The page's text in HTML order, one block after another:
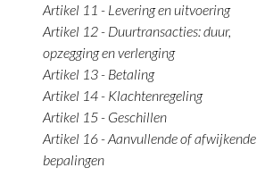
Artikel 11 - Levering en uitvoering
Artikel 12 - Duurtransacties: duur,
opzegging en verlenging
Artikel 13 - Betaling
Artikel 14 - Klachtenregeling
Artikel 15 - Geschillen
Artikel 16 - Aanvullende of afwijkende
bepalingen